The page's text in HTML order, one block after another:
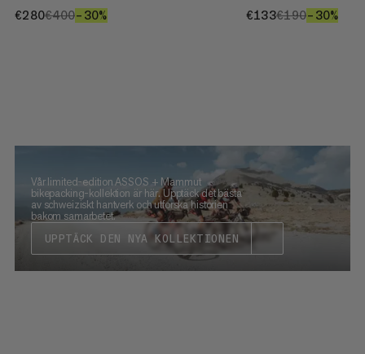
€280€280
€400€400
–30% €133€133
€190€190
–30%
Vår limited-edition ASSOS + Mammut
bikepacking-kollektion är här. Upptäck det bästa
av schweiziskt hantverk och utforska historien
bakom samarbetet.
UPPTÄCK DEN NYA KOLLEKTIONEN